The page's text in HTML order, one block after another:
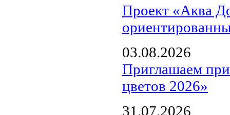
Проект «Аква
03.08.2026
Приглашаем
цветов 2026»
31.07.2026